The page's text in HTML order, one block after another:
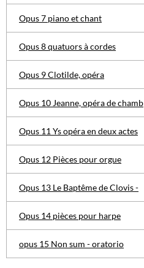
Opus 7 piano et chant
Opus 8 quatuors à cordes
Opus 9 Clotilde, opéra
Opus 10 Jeanne, opéra de chamb
Opus 11 Ys opéra en deux actes
Opus 12 Pièces pour orgue
Opus 13 Le Baptême de Clovis -
Opus 14 pièces pour harpe
opus 15 Non sum - oratorio